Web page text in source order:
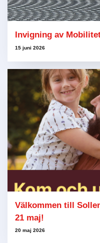
Invigning av
15 juni 2026
Välkommen till
21 maj!
20 maj 2026